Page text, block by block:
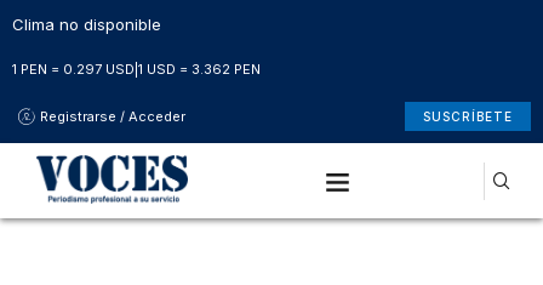
Clima no disponible
1 PEN = 0.297 USD 1 USD = 3.362 PEN
Registrarse / Acceder SUSCRÍBETE